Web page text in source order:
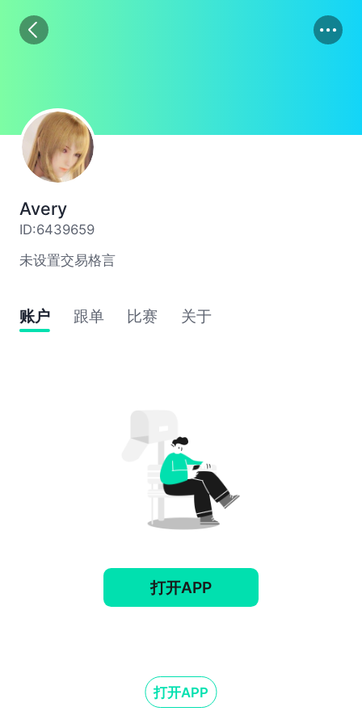
01
02
03
Avery
ID:6439659
未设置交易格言
账户 跟单 比赛 关于
打开APP
打开APP